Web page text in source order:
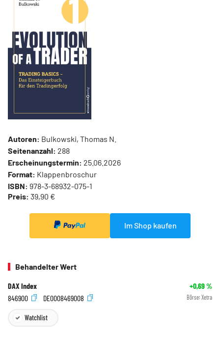
Autoren: Bulkowski, Thomas N.
Seitenanzahl: 288
Erscheinungstermin: 25.06.2026
Format: Klappenbroschur
ISBN: 978-3-68932-075-1
Preis: 39,90 €
Im Shop kaufen
Behandelter Wert
DAX Index +0,69%
846900
DE0008469008 Börse: Xetra
Watchlist